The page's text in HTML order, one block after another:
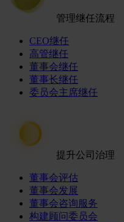
管理继任流程
CEO继任
高管继任
董事会继任
董事长继任
委员会主席继任
提升公司治理
董事会评估
董事会发展
董事会咨询服务
构建顾问委员会